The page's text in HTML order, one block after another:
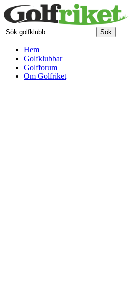
Hem
Golfklubbar
Golfforum
Om Golfriket